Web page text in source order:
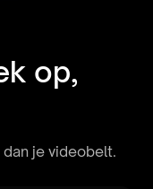
op,
je videobelt.